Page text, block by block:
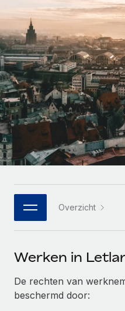
Zzp'ers internationaal
Ingewikkelde HR-
INFRASTRUCTUUR
Remote Embedded
HR naadloos in
Platform
Ingebouwde
Integraties
Vraag een expert
Krijg hulp van global
GROEIFASE
Start-ups
Flexibele global HR en
bedrijven
Mid-market
Teams uitbreiden met
Enterprise
Global HR voor grote
WERK MET ONS SAMEN
Strategische
Een partner worden
Betalingscalculator
Ontdek valuta-opties
internationale zzp'ers
LEREN MET REMOTE
Onderzoek en gidsen
Casestudy's
HR-woordenlijst
Checklists en templates
Webinars
Newsroom
Inzicht in salaris en
Nederlands
Français
Deutsch
Español
Italiano
Português (Portugal)
日本語
한국어
Overzicht
Werken in
De rechten van
beschermd door: